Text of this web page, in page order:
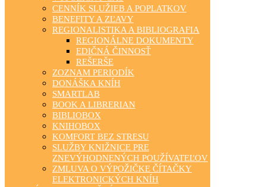
CENNÍK SLUŽIEB A POPLATKOV
BENEFITY A ZĽAVY
REGIONALISTIKA A BIBLIOGRAFIA
REGIONÁLNE DOKUMENTY
EDIČNÁ ČINNOSŤ
REŠERŠE
ZOZNAM PERIODÍK
DONÁŠKA KNÍH
SMARTLAB
BOOK A LIBRERIAN
BIBLIOBOX
KNIHOBOX
KOMFORT BEZ STRESU
SLUŽBY KNIŽNICE PRE
ZNEVÝHODNENÝCH POUŽÍVATEĽOV
ZMLUVA O VÝPOŽIČKE ČÍTAČKY
ELEKTRONICKÝCH KNÍH